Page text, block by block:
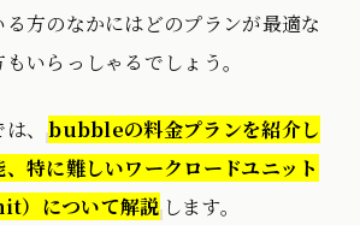
方のなかにはどのプランが最適な
いらっしゃるでしょう。
は、bubbleの料金プランを紹介し
特に難しいワークロードユニット
）について解説します。